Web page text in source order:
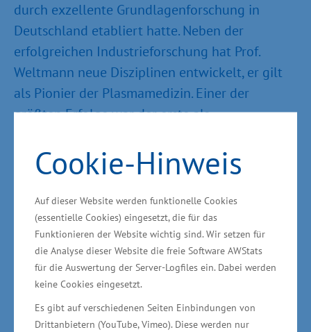
Cookie-Hinweis
Auf dieser Website werden funktionelle Cookies
(essentielle Cookies) eingesetzt, die für das
Funktionieren der Website wichtig sind. Wir setzen für
die Analyse dieser Website die freie Software AWStats
für die Auswertung der Server-Logfiles ein. Dabei werden
keine Cookies eingesetzt.
Es gibt auf verschiedenen Seiten Einbindungen von
Drittanbietern (YouTube, Vimeo). Diese werden nur
durch exzellente Grundlagenforschung in
Deutschland etabliert hatte. Neben der
erfolgreichen Industrieforschung hat Prof.
Weltmann neue Disziplinen entwickelt, er gilt
als Pionier der Plasmamedizin. Einer der
größten Erfolge war der erste als
Behandlung chronischer Wunden. „Mit großem
persönlichen Engagement hat Prof. Weltmann
die Einrichtung zu einem in der internationalen
Wissenschaft und Wirtschaft anerkannten
Forschungsinstitut weiterentwickelt. Heute
beschäftigt das Institut rund 220 Mitarbeitende,
davon etwa 150 Wissenschaftlerinnen und
Wissenschaftler. Die Expansion sowie die
fokussierte Ausrichtung auf